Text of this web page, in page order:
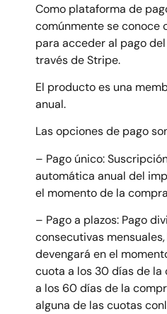
Como plataforma de
comúnmente se conoce
para acceder al pago
través de Stripe.
El producto es una
anual.
Las opciones de pago
– Pago único:
automática anual del
el momento de la
– Pago a plazos: Pago
consecutivas
devengará en el
cuota a los 30 días de la
a los 60 días de la
alguna de las cuotas